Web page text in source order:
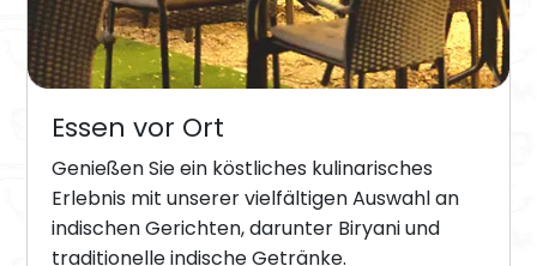
Essen vor Ort
Genießen Sie ein köstliches kulinarisches
Erlebnis mit unserer vielfältigen Auswahl an
indischen Gerichten, darunter Biryani und
traditionelle indische Getränke.